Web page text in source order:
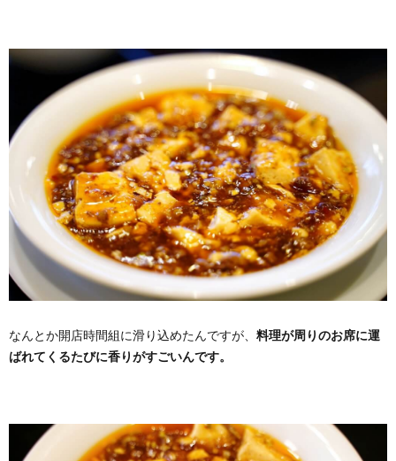
なんとか開店時間組に滑り込めたんですが、 料理が周りのお席に運
ばれてくるたびに香りがすごいんです。